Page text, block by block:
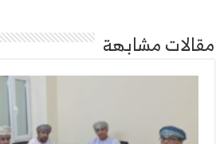
مقالات مشابهة